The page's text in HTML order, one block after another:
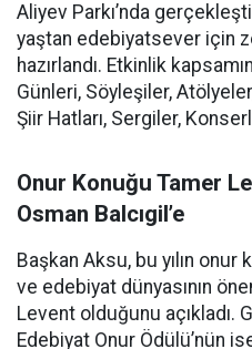
Aliyev Parkı’nda
yaştan edebiyatsever için
hazırlandı. Etkinlik
Günleri, Söyleşiler,
Şiir Hatları, Sergiler,
Onur Konuğu Tamer
Osman Balcıgil’e
Başkan Aksu, bu yılın
ve edebiyat dünyasının
Levent olduğunu açıkladı.
Edebiyat Onur Ödülü’nün